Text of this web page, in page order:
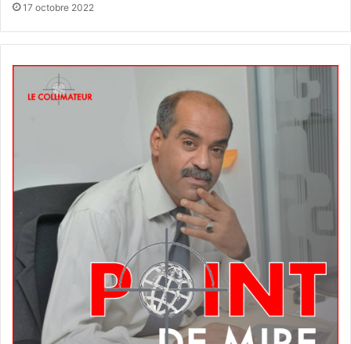
17 octobre 2022